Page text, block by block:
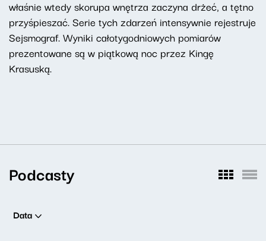
właśnie wtedy skorupa wnętrza zaczyna drżeć, a tętno
przyśpieszać. Serie tych zdarzeń intensywnie rejestruje
Sejsmograf. Wyniki całotygodniowych pomiarów
prezentowane są w piątkową noc przez Kingę
Krasuską.
Podcasty
Data